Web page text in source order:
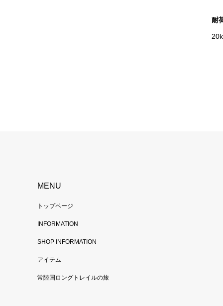
耐
MENU
トップページ
INFORMATION
SHOP INFORMATION
アイテム
常陸国ロングトレイルの旅